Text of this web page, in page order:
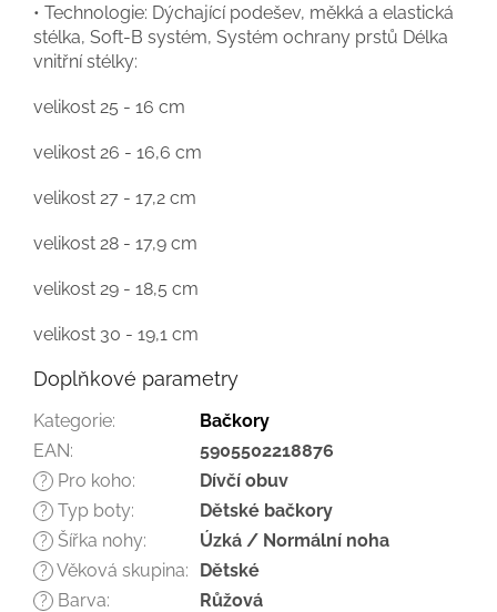
• Technologie: Dýchající podešev, měkká a elastická
stélka, Soft-B systém, Systém ochrany prstů Délka
vnitřní stélky:
velikost 25 - 16 cm
velikost 26 - 16,6 cm
velikost 27 - 17,2 cm
velikost 28 - 17,9 cm
velikost 29 - 18,5 cm
velikost 30 - 19,1 cm
Doplňkové parametry
Kategorie:
Bačkory
EAN: 5905502218876
? Pro koho: Dívčí obuv
? Typ boty: Dětské bačkory
? Šířka nohy: Úzká / Normální noha
? Věková skupina: Dětské
? Barva: Růžová